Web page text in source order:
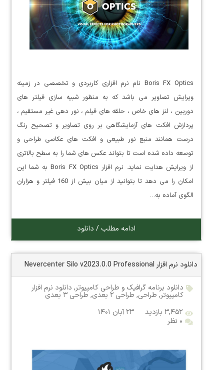
Boris FX Optics نام نرم افزاری کاربردی و تخصصی در زمینه
ویرایش تصاویر می باشد که به منظور شبیه سازی فیلتر های
دوربین ، لنز های خاص ، حلقه های فیلم ، نور دهی غیر مستقیم ،
پردازش افکت های آزمایشگاهی بر روی تصاویر و تصحیح رنگ
درست همانند منبع نور طبیعی و افکت های عکاسی طراحی و
توسعه داده شده است تا بتواند عکس های شما را به سطح بالاتری
از ویرایش هدایت نماید. نرم افزار Boris FX Optics به شما این
امکان را می دهد تا بتوانید از میان بیش از 160 فیلتر و هزاران
الگوی آماده به…
ادامه مطلب / دانلود
دانلود نرم افزار Nevercenter Silo v2023.0.0 Professional
دانلود برنامه گرافیک و طراحی کامپیوتر, دانلود نرم افزار
کامپیوتر, طراحی, طراحی ۲ بعدی , طراحی ۳ بعدی
۳,۴۵۲ بازدید
۲۳ آبان ۱۴۰۱
۰ نظر